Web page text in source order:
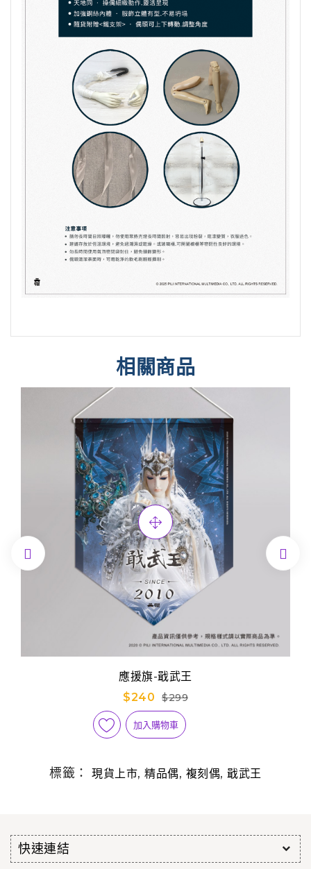
相關商品
應援旗-戢武王
$240
$299
加入購物車
 
標籤：現貨上市,精品偶, 複刻偶,戢武王
快速連結